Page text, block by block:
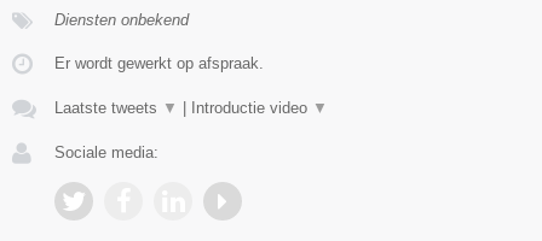
Diensten onbekend
Er wordt gewerkt op afspraak.
Laatste tweets ▼ | Introductie video ▼
Sociale media: